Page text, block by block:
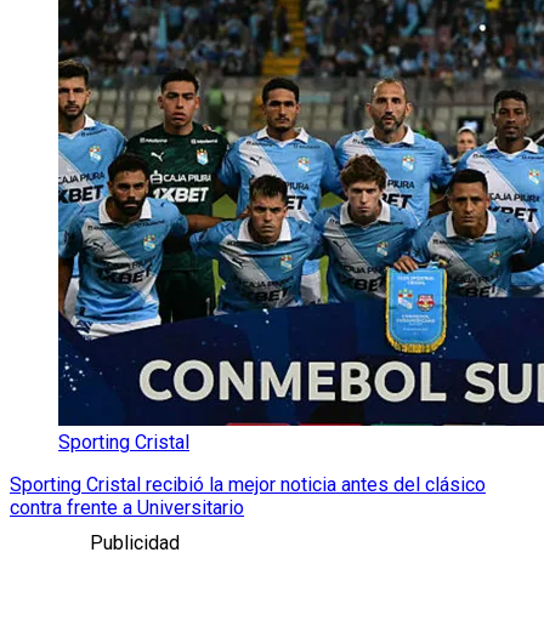
Sporting Cristal
Sporting Cristal recibió la mejor noticia antes del clásico
contra frente a Universitario
Publicidad